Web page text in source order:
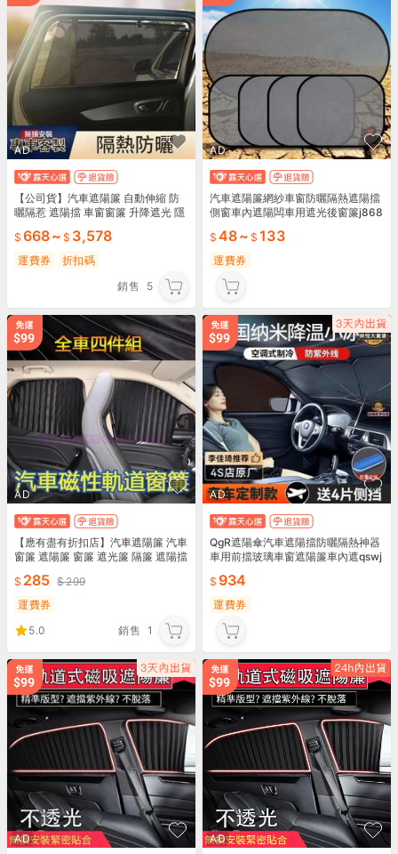
AD
【公司貨】汽車遮陽簾 自動伸縮 防
曬隔惹 遮陽擋 車窗窗簾 升降遮光 隱
668~ 3,578
運費券
折扣碼
銷售
5
AD
汽車遮陽簾網紗車窗防曬隔熱遮陽擋
側窗車內遮陽闆車用遮光後窗簾j868
48~ 133
運費券
AD
【應有盡有折扣店】汽車遮陽簾 汽車
窗簾 遮陽簾 窗簾 遮光簾 隔簾 遮陽擋
軌道285
299
運費券
5.0
銷售 1
AD
QgR遮陽傘汽車遮陽擋防曬隔熱神器
車用前擋玻璃車窗遮陽簾車內遮qswj
934
運費券
AD AD